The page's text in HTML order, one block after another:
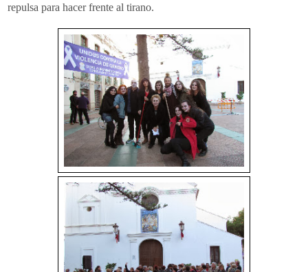
repulsa para hacer frente al tirano.